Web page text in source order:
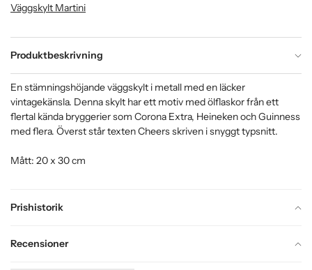
Väggskylt Martini
Produktbeskrivning
Prishistorik
Recensioner
En stämningshöjande väggskylt i metall med en läcker
vintagekänsla. Denna skylt har ett motiv med ölflaskor från ett
flertal kända bryggerier som Corona Extra, Heineken och Guinness
med flera. Överst står texten Cheers skriven i snyggt typsnitt.
Mått: 20 x 30 cm